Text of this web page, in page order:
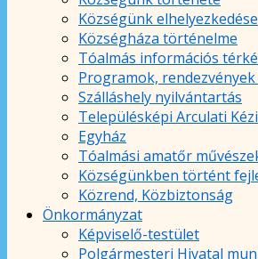
Községünk elhelyezkedése
Községháza történelme
Tóalmás információs
Programok,
Szálláshely nyilvántartás
Településképi Arculati
Egyház
Tóalmási amatőr
Községünkben történt
Közrend, Közbiztonság
Önkormányzat
Képviselő-testület
Polgármesteri Hivatal